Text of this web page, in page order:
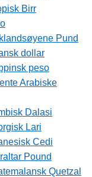
Birr
Pund
dollar
peso
Arabiske
Dalasi
Lari
Cedi
Pound
Quetzal